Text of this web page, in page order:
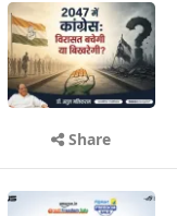
Share